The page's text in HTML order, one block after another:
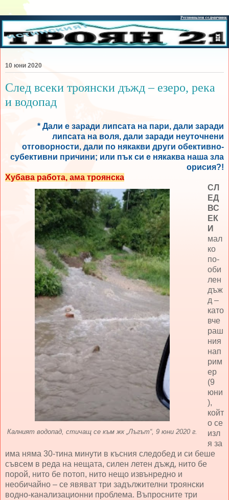
10 юни 2020
След всеки троянски дъжд – езеро, река
и водопад
* Дали е заради липсата на пари, дали заради
липсата на воля, дали заради неуточнени
отговорности, дали по някакви други обективно-
субективни причини; или пък си е някаква наша зла
орисия?!
Хубава работа, ама троянска
Калният водопад, стичащ се към жк „Лъгът“, 9 юни 2020 г.
СЛ
ЕД
ВС
ЕК
И
мал
ко
по-
оби
лен
дъж
д –
като
вче
раш
ния
нап
рим
ер
(9
юни
),
койт
о се
изл
я за
има няма 30-тина минути в късния следобед и си беше
съвсем в реда на нещата, силен летен дъжд, нито бе
порой, нито бе потоп, нито нещо извънредно и
необичайно – се явяват три задължителни троянски
водно-канализационни проблема. Въпросните три